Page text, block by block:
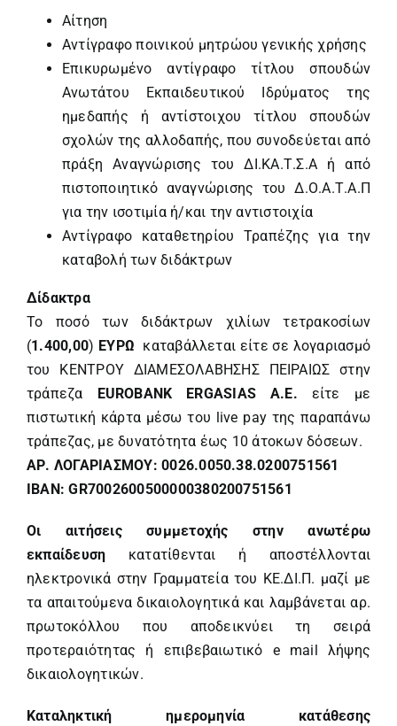
Αίτηση
Αντίγραφο ποινικού μητρώου γενικής χρήσης
Επικυρωμένο αντίγραφο τίτλου σπουδών
Ανωτάτου Εκπαιδευτικού Ιδρύματος της
ημεδαπής ή αντίστοιχου τίτλου σπουδών
σχολών της αλλοδαπής, που συνοδεύεται από
πράξη Αναγνώρισης του ΔΙ.ΚΑ.Τ.Σ.Α ή από
πιστοποιητικό αναγνώρισης του Δ.Ο.Α.Τ.Α.Π
για την ισοτιμία ή/και την αντιστοιχία
Αντίγραφο καταθετηρίου Τραπέζης για την
καταβολή των διδάκτρων
Δίδακτρα
Το ποσό των διδάκτρων χιλίων τετρακοσίων
(1.400,00) ΕΥΡΩ καταβάλλεται είτε σε λογαριασμό
του ΚΕΝΤΡΟΥ ΔΙΑΜΕΣΟΛΑΒΗΣΗΣ ΠΕΙΡΑΙΩΣ στην
τράπεζα EUROBANK ERGASIAS A.E. είτε με
πιστωτική κάρτα μέσω του live pay της παραπάνω
τράπεζας, με δυνατότητα έως 10 άτοκων δόσεων.
AΡ. ΛΟΓΑΡΙΑΣΜΟΥ: 0026.0050.38.0200751561
IBAN: GR7002600500000380200751561
Οι αιτήσεις συμμετοχής στην ανωτέρω
εκπαίδευση κατατίθενται ή αποστέλλονται
ηλεκτρονικά στην Γραμματεία του ΚΕ.ΔΙ.Π. μαζί με
τα απαιτούμενα δικαιολογητικά και λαμβάνεται αρ.
πρωτοκόλλου που αποδεικνύει τη σειρά
προτεραιότητας ή επιβεβαιωτικό e mail λήψης
δικαιολογητικών.
Καταληκτική ημερομηνία κατάθεσης